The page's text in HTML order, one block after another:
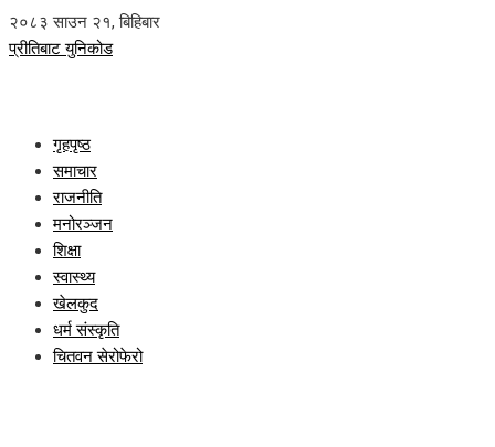
२०८३ साउन २१, बिहिबार
प्रीतिबाट युनिकोड
गृहपृष्ठ
समाचार
राजनीति
मनोरञ्जन
शिक्षा
स्वास्थ्य
खेलकुद
धर्म संस्कृति
चितवन सेरोफेरो